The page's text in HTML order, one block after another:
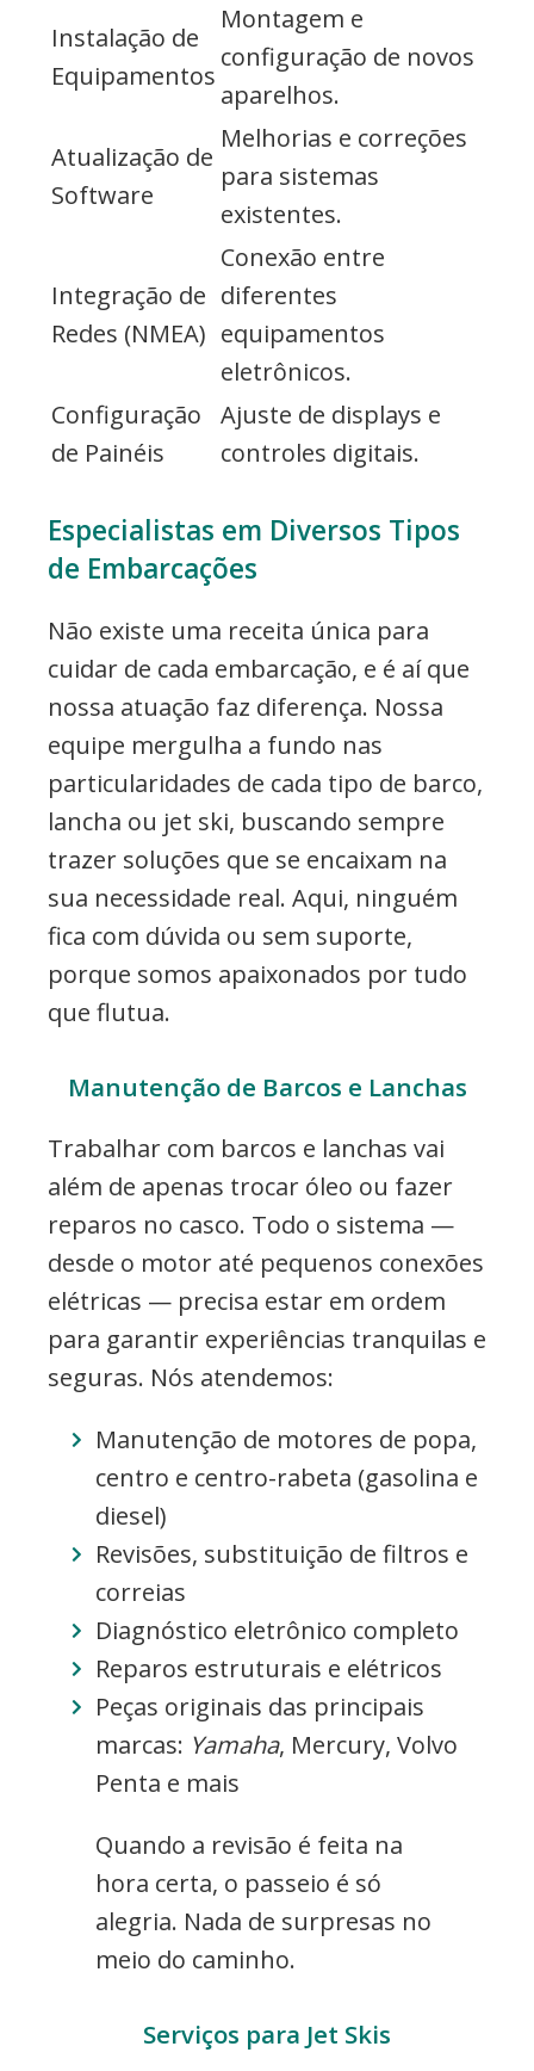
Instalação de
Equipamentos
Montagem e
configuração de novos
aparelhos.
Atualização de
Software
Melhorias e correções
para sistemas
existentes.
Integração de
Redes (NMEA)
Conexão entre
diferentes
equipamentos
eletrônicos.
Configuração
de Painéis
Ajuste de displays e
controles digitais.
Especialistas em Diversos Tipos
de Embarcações
Não existe uma receita única para
cuidar de cada embarcação, e é aí que
nossa atuação faz diferença. Nossa
equipe mergulha a fundo nas
particularidades de cada tipo de barco,
lancha ou jet ski, buscando sempre
trazer soluções que se encaixam na
sua necessidade real. Aqui, ninguém
fica com dúvida ou sem suporte,
porque somos apaixonados por tudo
que flutua.
Manutenção de Barcos e Lanchas
Trabalhar com barcos e lanchas vai
além de apenas trocar óleo ou fazer
reparos no casco. Todo o sistema —
desde o motor até pequenos conexões
elétricas — precisa estar em ordem
para garantir experiências tranquilas e
seguras. Nós atendemos:
Manutenção de motores de popa,
centro e centro-rabeta (gasolina e
diesel)
Revisões, substituição de filtros e
correias
Diagnóstico eletrônico completo
Reparos estruturais e elétricos
Peças originais das principais
marcas: Yamaha, Mercury, Volvo
Penta e mais
Quando a revisão é feita na
hora certa, o passeio é só
alegria. Nada de surpresas no
meio do caminho.
Serviços para Jet Skis